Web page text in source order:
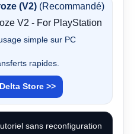
(V2) (Recommandé)
simple sur PC
rapides.
Store >>
sans reconfiguration